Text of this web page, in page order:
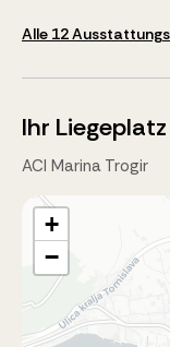
Alle 12
Ihr Liegeplatz
ACI Marina Trogir
+
−